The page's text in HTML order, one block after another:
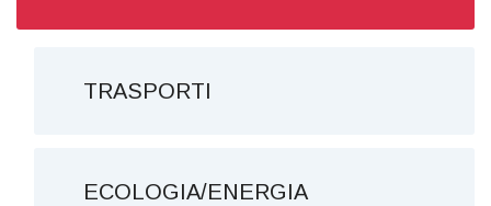
TRASPORTI
ECOLOGIA/ENERGIA